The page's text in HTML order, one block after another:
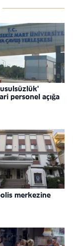
personel açığa
merkezine